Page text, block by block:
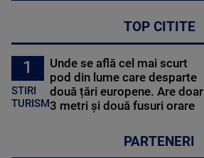
TOP CITITE
1
STIRI
TURISM
Unde se află cel mai scurt
pod din lume care desparte
două țări europene. Are doar
3 metri și două fusuri orare
PARTENERI